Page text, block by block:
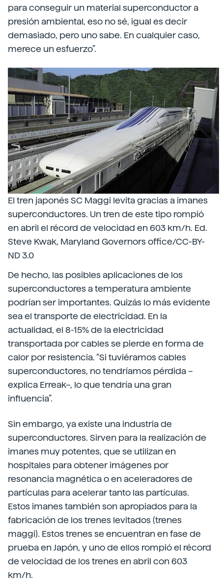
para conseguir un material superconductor a
presión ambiental, eso no sé, igual es decir
demasiado, pero uno sabe. En cualquier caso,
merece un esfuerzo”.
El tren japonés SC Maggi levita gracias a imanes
superconductores. Un tren de este tipo rompió
en abril el récord de velocidad en 603 km/h. Ed.
Steve Kwak, Maryland Governors office/CC-BY-
ND 3.0
De hecho, las posibles aplicaciones de los
superconductores a temperatura ambiente
podrían ser importantes. Quizás lo más evidente
sea el transporte de electricidad. En la
actualidad, el 8-15% de la electricidad
transportada por cables se pierde en forma de
calor por resistencia. “Si tuviéramos cables
superconductores, no tendríamos pérdida –
explica Erreak–, lo que tendría una gran
influencia”.
Sin embargo, ya existe una industria de
superconductores. Sirven para la realización de
imanes muy potentes, que se utilizan en
hospitales para obtener imágenes por
resonancia magnética o en aceleradores de
partículas para acelerar tanto las partículas.
Estos imanes también son apropiados para la
fabricación de los trenes levitados (trenes
maggi). Estos trenes se encuentran en fase de
prueba en Japón, y uno de ellos rompió el récord
de velocidad de los trenes en abril con 603
km/h.